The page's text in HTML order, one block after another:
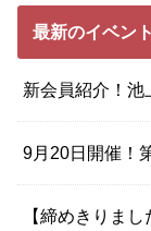
最新のイベン
新会員紹介！池
9月20日開催！
【締めきりま